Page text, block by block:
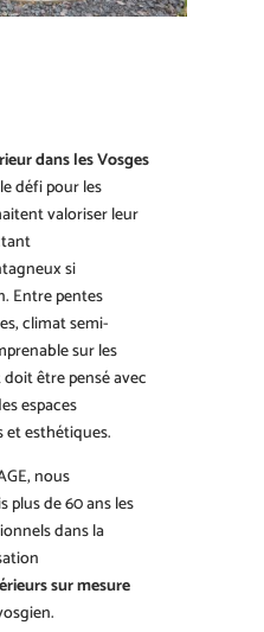
dans les Vosges
défi pour les
valoriser leur
si
Entre pentes
climat semi-
sur les
être pensé avec
espaces
esthétiques.
nous
plus de 60 ans les
dans la
sur mesure